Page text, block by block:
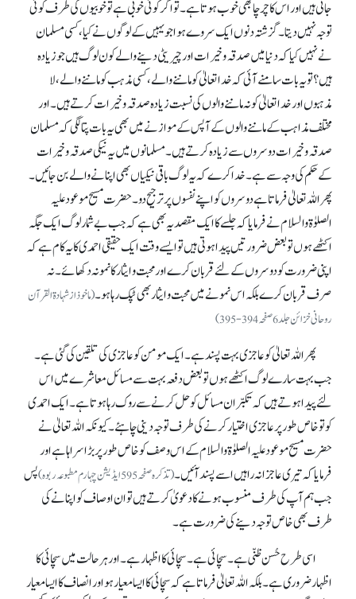
جاتی ہیں اور اس کا چرچا بھی خوب ہوتا ہے۔ تو اگر کوئی خوبی ہے تو خوبیوں کی طرف کوئی
توجہ نہیں دیتا۔ گزشتہ دنوں ایک سروے ہوا جو یہیں کے لوگوں نے کیا، کسی مسلمان
نے نہیں کیا کہ دنیا میں صدقہ و خیرات اور چیریٹی دینے والے کون لوگ ہیں جو زیادہ
ہیں؟ تو یہ بات سامنے آئی کہ خدا تعالیٰ کو ماننے والے، کسی مذہب کو ماننے والے، لا
مذہبوں اور خدا تعالیٰ کو نہ ماننے والوں کی نسبت زیادہ صدقہ و خیرات کرتے ہیں۔ اور
مختلف مذاہب کے ماننے والوں کے آپس کے موازنے میں بھی یہ بات پتا لگی کہ مسلمان
صدقہ و خیرات دوسروں سے زیادہ کرتے ہیں۔ مسلمانوں میں یہ نیکی صدقہ و خیرات
کے حکم کی وجہ سے ہے۔ خدا کرے کہ یہ لوگ باقی نیکیاں بھی اپنانے والے بن جائیں۔
پھر اللہ تعالیٰ فرماتا ہے دوسروں کو اپنے نفسوں پر ترجیح دو۔ حضرت مسیح موعود علیہ
الصلوٰۃوالسلام نے فرمایا کہ جلسے کا ایک مقصد یہ بھی ہے کہ جب بے شمار لوگ ایک جگہ
اکٹھے ہوں تو بعض ضرورتیں پیدا ہوتی ہیں تو ایسے وقت ایک حقیقی احمدی کا یہ کام ہے کہ
اپنی ضرورت کو دوسروں کے لئے قربان کرے اور محبت و ایثار کا نمونہ دکھائے۔ نہ
صرف قربان کرے بلکہ اس نمونے میں محبت و ایثار بھی ٹپک رہا ہو۔(ماخوذ از شہادۃ القرآن
روحانی خزائن جلد 6صفحہ394-395)
پھر اللہ تعالیٰ کو عاجزی بہت پسندہے۔ ایک مومن کو عاجزی کی تلقین کی گئی ہے۔
جب بہت سارے لوگ اکٹھے ہوں تو بعض دفعہ بہت سے مسائل معاشرے میں اس
لئے پیدا ہوتے ہیں کہ تکبّر ان مسائل کو حل کرنے سے روک رہا ہوتا ہے۔ ایک احمدی
کو تو خاص طور پر عاجزی اختیار کرنے کی طرف توجہ دینی چاہئے۔ کیونکہ اللہ تعالیٰ نے
حضرت مسیح موعود علیہ الصلوٰۃوالسلام کے اس وصف کو خاص طور پر بڑا سراہا ہے اور
فرمایا کہ تیری عاجزانہ راہیں اسے پسند آئیں۔(تذکرہ صفحہ595 ایڈیشن چہارم مطبوعہ ربوہ)
پس
جب ہم آپ کی طرف منسوب ہونے کا دعویٰ کرتے ہیں تو ان اوصاف کو اپنانے کی
طرف بھی خاص توجہ دینے کی ضرورت ہے۔
اسی طرح حُسن ظنّی ہے۔ سچائی ہے۔ سچائی کا اظہار ہے۔ اور ہر حالت میں سچائی کا
اظہار ضروری ہے۔ بلکہ اللہ تعالیٰ فرماتاہے کہ سچائی کا ایسا معیار ہو اور انصاف کا ایسا معیار